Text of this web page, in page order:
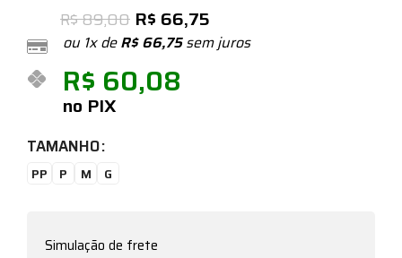
R$89,00 R$ 66,75
ou 1x deR$66,75sem juros
R$ 60,08
no PIX
TAMANHO
PP P M G
Simulação de frete